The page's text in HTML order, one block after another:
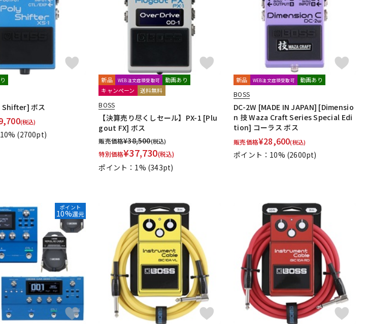
Shifter] ボス
(税込)
(2700pt)
新品 WEB注文店頭受取可
動画あり
キャンペーン
送料無料
BOSS
【決算売り尽くしセール】PX-1 [Plu
gout FX] ボス
販売価格¥38,500(税込)
特別価格¥37,730(税込)
ポイント：1% (343pt)
新品 WEB注文店頭受取可 動画あり
BOSS
DC-2W [MADE IN JAPAN] [Dimensio
n 技 Waza Craft Series Special Edi
tion] コーラス ボス
販売価格¥28,600(税込)
ポイント：10% (2600pt)
ポイント
10%還元